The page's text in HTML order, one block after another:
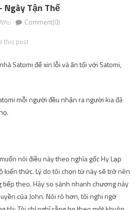
Tận Thế
Comment(0)
this post
Satomi để xin lỗi và ăn tối với Satomi,
mỗi người đều nhận ra người kia đã
nói điều này theo nghĩa gốc Hy Lạp
kiến ​​​​thức. Lý do tôi chọn từ này sẽ trở nên
theo. Hãy so sánh nhanh chương này
của John. Nói rõ hơn, tôi nghi ngờ